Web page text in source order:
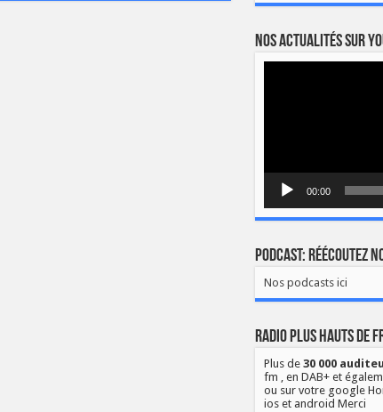
Nos actualités sur
00:00
Podcast: Réécoutez
Nos podcasts ici
Radio Plus Hauts de
Plus de 30 000
fm , en DAB+ et
ou sur votre google
ios et android Merci